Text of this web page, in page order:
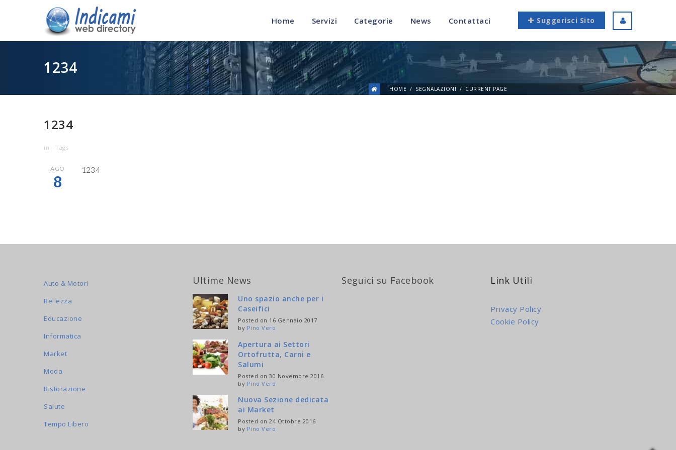
Home Servizi Categorie News Contattaci Suggerisci Sito
1234
HOME SEGNALAZIONI CURRENT PAGE
1234
in Tags
AGO
8
1234
Auto & Motori
Bellezza
Educazione
Informatica
Market
Moda
Ristorazione
Salute
Tempo Libero
Ultime News
Uno spazio anche per i
Caseifici
Posted on 16 Gennaio 2017
by Pino Vero
Apertura ai Settori
Ortofrutta, Carni e
Salumi
Posted on 30 Novembre 2016
by Pino Vero
Nuova Sezione dedicata
ai Market
Posted on 24 Ottobre 2016
by Pino Vero
Seguici su Facebook Link Utili
Privacy Policy
Cookie Policy